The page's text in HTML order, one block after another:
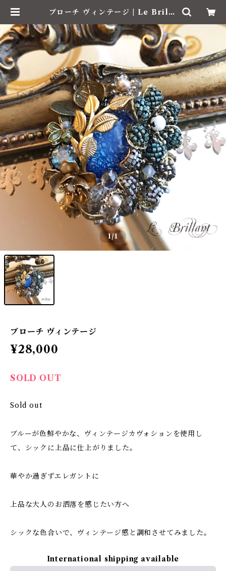
ブローチ ヴィンテージ | Le Brilla
1/1
ブローチ ヴィンテージ
¥28,000
SOLD OUT
Sold out
ブルーが色鮮やかな、ヴィンテージカヴォションを使用し
て、シックに上品に仕上がりました。
華やか過ぎずエレガントに
上品な大人のお洒落を感じたい方へ
シックな色合いで、ヴィンテージ感と調和させてみました。
International shipping available